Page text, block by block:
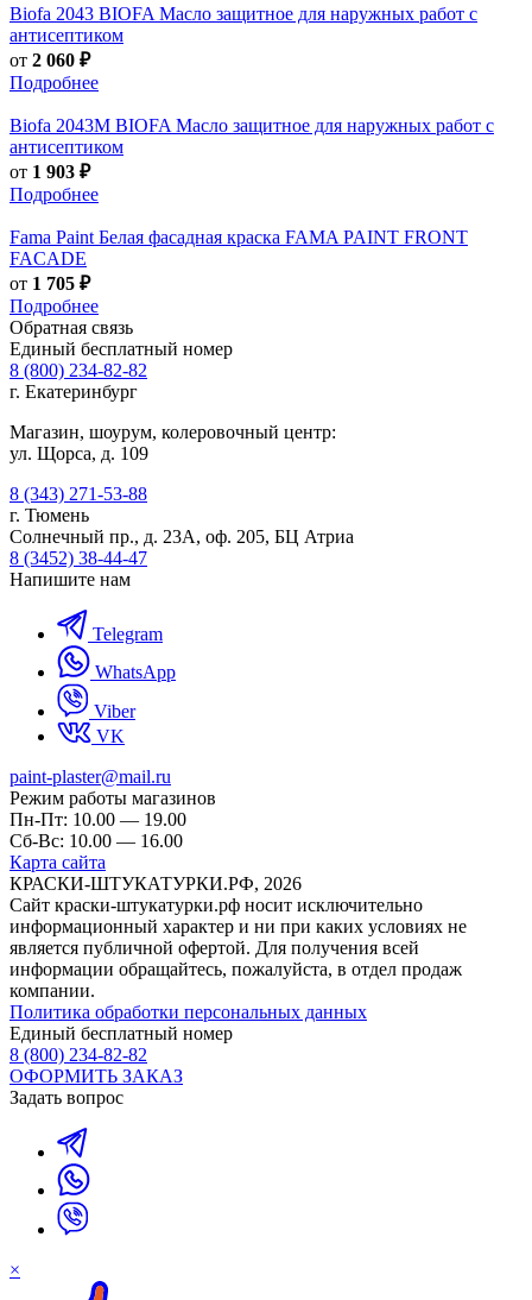
Biofa 2043 BIOFA Масло защитное для наружных работ с
антисептиком
от 2 060 ₽
Подробнее
Biofa 2043M BIOFA Масло защитное для наружных работ с
антисептиком
от 1 903 ₽
Подробнее
Fama Paint Белая фасадная краска FAMA PAINT FRONT
FACADE
от 1 705 ₽
Подробнее
Обратная связь
Единый бесплатный номер
8 (800) 234-82-82
г. Екатеринбург
Магазин, шоурум, колеровочный центр:
ул. Щорса, д. 109
8 (343) 271-53-88
г. Тюмень
Солнечный пр., д. 23А, оф. 205, БЦ Атриа
8 (3452) 38-44-47
Напишите нам
Telegram
WhatsApp
Viber
VK
paint-plaster@mail.ru
Режим работы магазинов
Пн-Пт: 10.00 — 19.00
Сб-Вс: 10.00 — 16.00
Карта сайта
КРАСКИ-ШТУКАТУРКИ.РФ, 2026
Cайт краски-штукатурки.рф носит исключительно
информационный характер и ни при каких условиях не
является публичной офертой. Для получения всей
информации обращайтесь, пожалуйста, в отдел продаж
компании.
Политика обработки персональных данных
Единый бесплатный номер
8 (800) 234-82-82
ОФОРМИТЬ ЗАКАЗ
Задать вопрос
×